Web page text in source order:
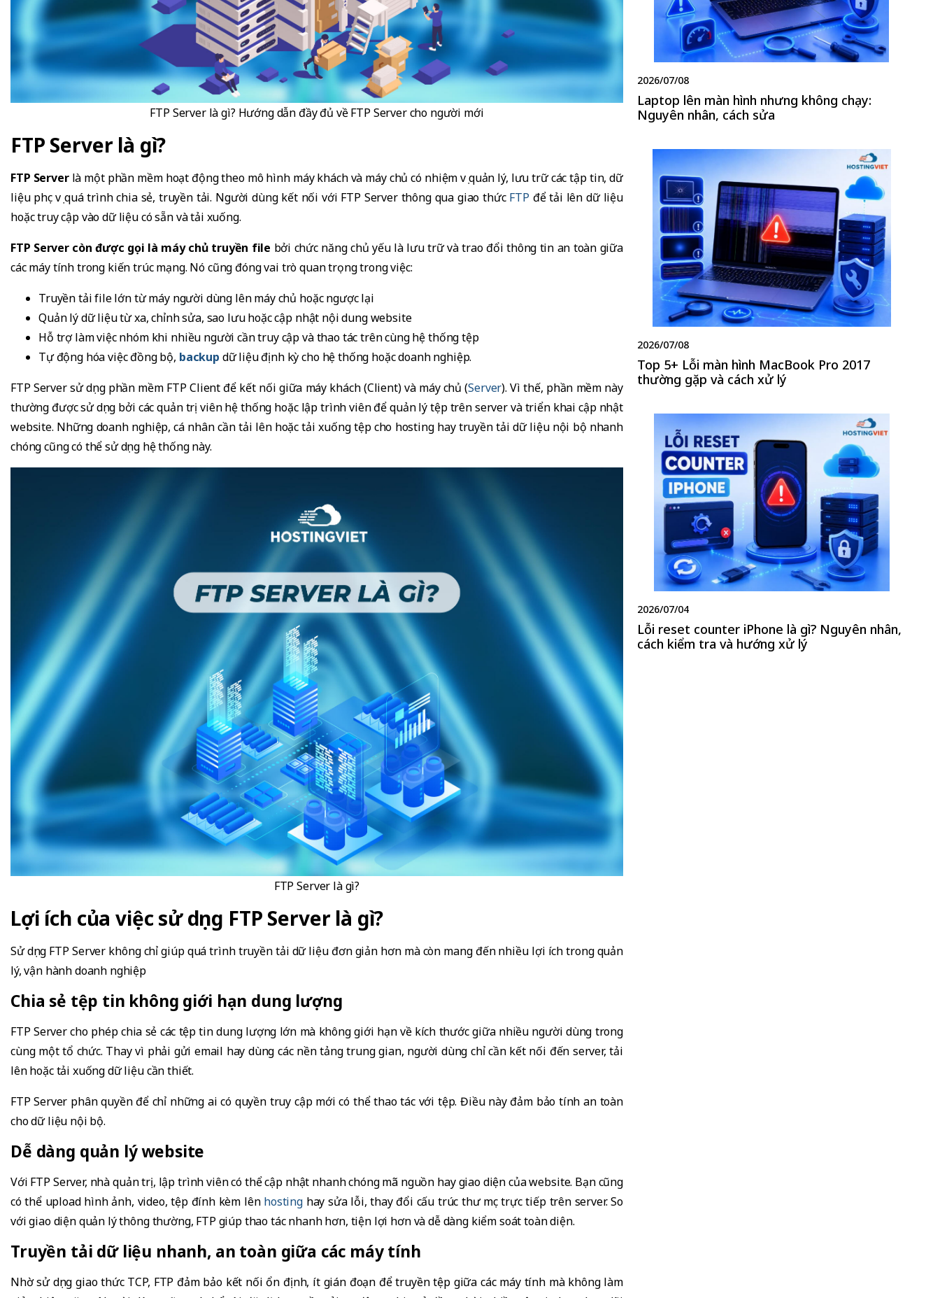
FTP Server là gì? Hướng dẫn đầy đủ về FTP Server cho người mới
FTP Server là gì?
FTP Serverlà một phần mềm hoạt động theo mô hình máy khách và máy chủ có nhiệm vụ quản lý, lưu trữ các tập tin, dữ
liệu phục vụ quá trình chia sẻ, truyền tải. Người dùng kết nối với FTP Server thông qua giao thức FTP để tải lên dữ liệu
hoặc truy cập vào dữ liệu có sẵn và tải xuống.
FTP Server còn được gọi là máy chủ truyền file bởi chức năng chủ yếu là lưu trữ và trao đổi thông tin an toàn giữa
các máy tính trong kiến trúc mạng. Nó cũng đóng vai trò quan trọng trong việc:
Truyền tải file lớn từ máy người dùng lên máy chủ hoặc ngược lại
Quản lý dữ liệu từ xa, chỉnh sửa, sao lưu hoặc cập nhật nội dung website
Hỗ trợ làm việc nhóm khi nhiều người cần truy cập và thao tác trên cùng hệ thống tệp
Tự động hóa việc đồng bộ, backup dữ liệu định kỳ cho hệ thống hoặc doanh nghiệp.
FTP Server sử dụng phần mềm FTP Client để kết nối giữa máy khách (Client) và máy chủ (Server). Vì thế, phần mềm này
thường được sử dụng bởi các quản trị viên hệ thống hoặc lập trình viên để quản lý tệp trên server và triển khai cập nhật
website. Những doanh nghiệp, cá nhân cần tải lên hoặc tải xuống tệp cho hosting hay truyền tải dữ liệu nội bộ nhanh
chóng cũng có thể sử dụng hệ thống này.
FTP Server là gì?
Lợi ích của việc sử dụng FTP Server là gì?
Sử dụng FTP Server không chỉ giúp quá trình truyền tải dữ liệu đơn giản hơn mà còn mang đến nhiều lợi ích trong quản
lý, vận hành doanh nghiệp
Chia sẻ tệp tin không giới hạn dung lượng
FTP Server cho phép chia sẻ các tệp tin dung lượng lớn mà không giới hạn về kích thước giữa nhiều người dùng trong
cùng một tổ chức. Thay vì phải gửi email hay dùng các nền tảng trung gian, người dùng chỉ cần kết nối đến server, tải
lên hoặc tải xuống dữ liệu cần thiết.
FTP Server phân quyền để chỉ những ai có quyền truy cập mới có thể thao tác với tệp. Điều này đảm bảo tính an toàn
cho dữ liệu nội bộ.
Dễ dàng quản lý website
Với FTP Server, nhà quản trị, lập trình viên có thể cập nhật nhanh chóng mã nguồn hay giao diện của website. Bạn cũng
có thể upload hình ảnh, video, tệp đính kèm lên hosting hay sửa lỗi, thay đổi cấu trúc thư mục trực tiếp trên server. So
với giao diện quản lý thông thường, FTP giúp thao tác nhanh hơn, tiện lợi hơn và dễ dàng kiểm soát toàn diện.
Truyền tải dữ liệu nhanh, an toàn giữa các máy tính
Nhờ sử dụng giao thức TCP, FTP đảm bảo kết nối ổn định, ít gián đoạn để truyền tệp giữa các máy tính mà không làm
2026/07/08
Laptop lên màn hình nhưng không chạy:
Nguyên nhân, cách sửa
2026/07/08
Top 5+ Lỗi màn hình MacBook Pro 2017
thường gặp và cách xử lý
2026/07/04
Lỗi reset counter iPhone là gì? Nguyên nhân,
cách kiểm tra và hướng xử lý